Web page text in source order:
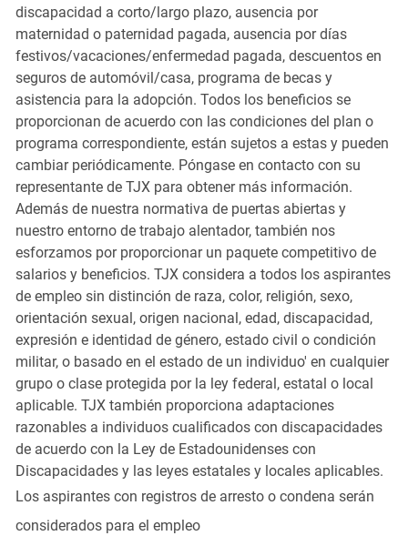
discapacidad a corto/largo plazo, ausencia por
maternidad o paternidad pagada, ausencia por días
festivos/vacaciones/enfermedad pagada, descuentos en
seguros de automóvil/casa, programa de becas y
asistencia para la adopción. Todos los beneficios se
proporcionan de acuerdo con las condiciones del plan o
programa correspondiente, están sujetos a estas y pueden
cambiar periódicamente. Póngase en contacto con su
representante de TJX para obtener más información.
Además de nuestra normativa de puertas abiertas y
nuestro entorno de trabajo alentador, también nos
esforzamos por proporcionar un paquete competitivo de
salarios y beneficios. TJX considera a todos los aspirantes
de empleo sin distinción de raza, color, religión, sexo,
orientación sexual, origen nacional, edad, discapacidad,
expresión e identidad de género, estado civil o condición
militar, o basado en el estado de un individuo' en cualquier
grupo o clase protegida por la ley federal, estatal o local
aplicable. TJX también proporciona adaptaciones
razonables a individuos cualificados con discapacidades
de acuerdo con la Ley de Estadounidenses con
Discapacidades y las leyes estatales y locales aplicables.
Los aspirantes con registros de arresto o condena serán
considerados para el empleo